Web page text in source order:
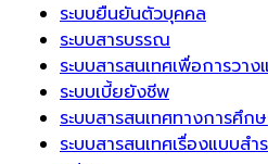
ระบบยืนยันตัวบุคคล
ระบบสารบรรณ
ระบบสารสนเทศเพื่อการวาง
ระบบเบี้ยยังชีพ
ระบบสารสนเทศทางการศึ
ระบบสารสนเทศเรื่องแบบส